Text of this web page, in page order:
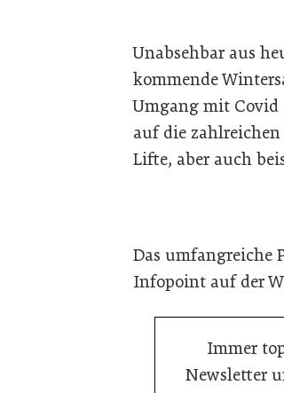
Unabsehbar aus
kommende
Umgang mit Covid
auf die
Lifte, aber auch
Das umfangreiche
Infopoint auf der
Immer
Newsletter